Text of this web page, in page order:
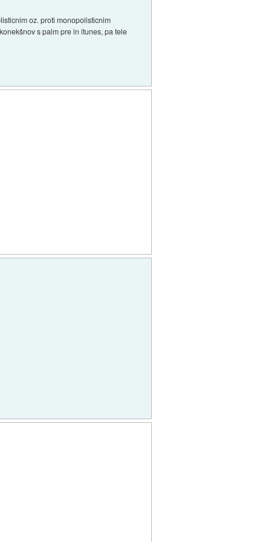
oz. proti monopolisticnim
s palm pre in itunes, pa tele